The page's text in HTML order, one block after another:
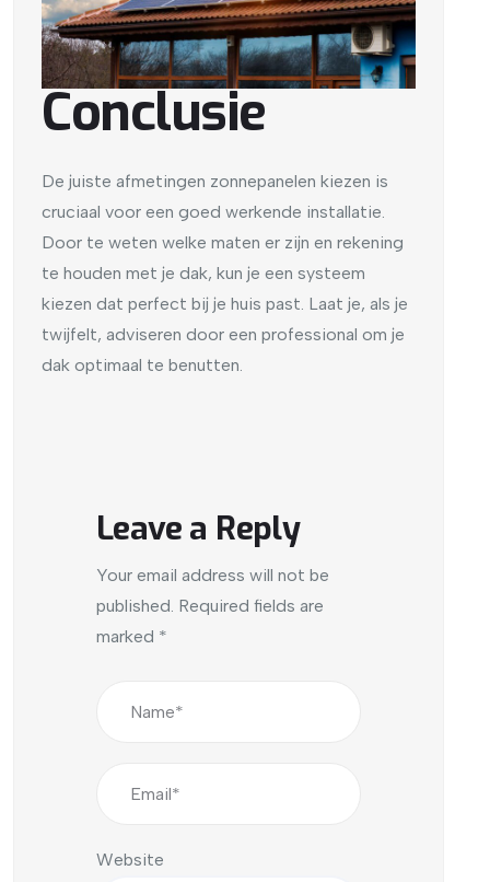
Conclusie
De juiste afmetingen zonnepanelen kiezen is
cruciaal voor een goed werkende installatie.
Door te weten welke maten er zijn en rekening
te houden met je dak, kun je een systeem
kiezen dat perfect bij je huis past. Laat je, als je
twijfelt, adviseren door een professional om je
dak optimaal te benutten.
Leave a Reply
Your email address will not be
published. Required fields are
marked *
Website